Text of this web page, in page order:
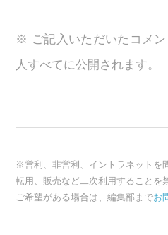
※ ご記入いただいたコメ
人すべてに公開されます。
※営利、非営利、イントラネットを
転用、販売など二次利用することを
ご希望がある場合は、編集部までお